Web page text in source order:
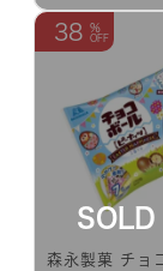
38
森永製菓 チョ